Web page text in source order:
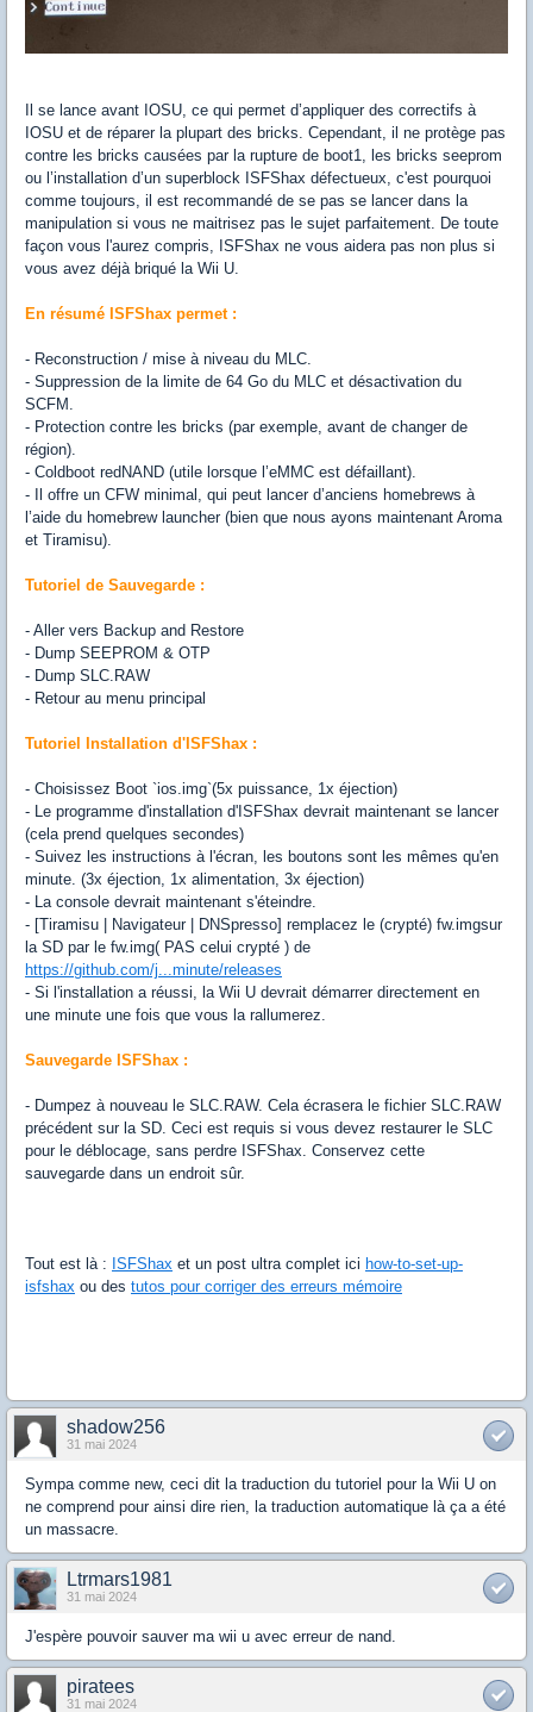
Il se lance avant IOSU, ce qui permet d’appliquer des correctifs à
IOSU et de réparer la plupart des bricks. Cependant, il ne protège pas
contre les bricks causées par la rupture de boot1, les bricks seeprom
ou l’installation d’un superblock ISFShax défectueux, c'est pourquoi
comme toujours, il est recommandé de se pas se lancer dans la
manipulation si vous ne maitrisez pas le sujet parfaitement. De toute
façon vous l'aurez compris, ISFShax ne vous aidera pas non plus si
vous avez déjà briqué la Wii U.
En résumé ISFShax permet :
- Reconstruction / mise à niveau du MLC.
- Suppression de la limite de 64 Go du MLC et désactivation du
SCFM.
- Protection contre les bricks (par exemple, avant de changer de
région).
- Coldboot redNAND (utile lorsque l’eMMC est défaillant).
- Il offre un CFW minimal, qui peut lancer d’anciens homebrews à
l’aide du homebrew launcher (bien que nous ayons maintenant Aroma
et Tiramisu).
Tutoriel de Sauvegarde :
- Aller vers Backup and Restore
- Dump SEEPROM & OTP
- Dump SLC.RAW
- Retour au menu principal
Tutoriel Installation d'ISFShax :
- Choisissez Boot `ios.img`(5x puissance, 1x éjection)
- Le programme d'installation d'ISFShax devrait maintenant se lancer
(cela prend quelques secondes)
- Suivez les instructions à l'écran, les boutons sont les mêmes qu'en
minute. (3x éjection, 1x alimentation, 3x éjection)
- La console devrait maintenant s'éteindre.
- [Tiramisu | Navigateur | DNSpresso] remplacez le (crypté) fw.imgsur
la SD par le fw.img( PAS celui crypté ) de
https://github.com/j...minute/releases
- Si l'installation a réussi, la Wii U devrait démarrer directement en
une minute une fois que vous la rallumerez.
Sauvegarde ISFShax :
- Dumpez à nouveau le SLC.RAW. Cela écrasera le fichier SLC.RAW
précédent sur la SD. Ceci est requis si vous devez restaurer le SLC
pour le déblocage, sans perdre ISFShax. Conservez cette
sauvegarde dans un endroit sûr.
Tout est là : ISFShax et un post ultra complet ici how-to-set-up-
isfshax ou des tutos pour corriger des erreurs mémoire
shadow256
31 mai 2024
Sympa comme new, ceci dit la traduction du tutoriel pour la Wii U on
ne comprend pour ainsi dire rien, la traduction automatique là ça a été
un massacre.
Ltrmars1981
31 mai 2024
J'espère pouvoir sauver ma wii u avec erreur de nand.
piratees
31 mai 2024